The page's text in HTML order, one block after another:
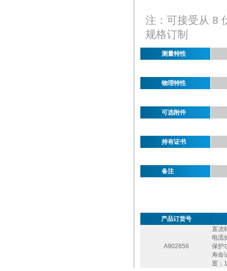
注：可接受从 8
规格订制
测量特性
物理特性
可选附件
持有证书
备注
产品订货号
A902656
直流
电流
保护
寿命
置；